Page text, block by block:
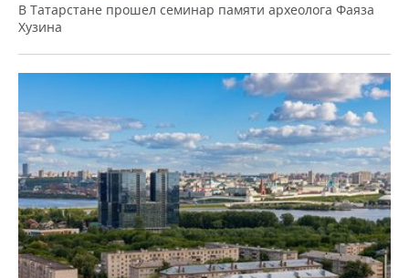
В Татарстане прошел семинар памяти археолога Фаяза
Хузина